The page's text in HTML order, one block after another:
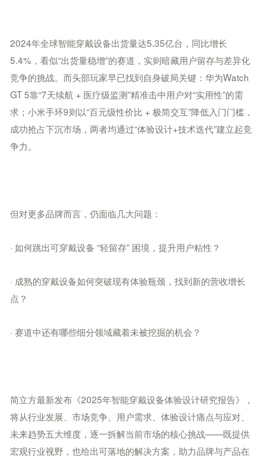
2024年全球智能穿戴设备出货量达5.35亿台，同比增长
5.4%，看似“出货量稳增”的赛道，实则暗藏用户留存与差异化
竞争的挑战。而头部玩家早已找到自身破局关键：华为Watch
GT 5靠“7天续航 + 医疗级监测”精准击中用户对“实用性”的需
求；小米手环9则以“百元级性价比 + 极简交互”降低入门门槛，
成功抢占下沉市场，两者均通过“体验设计+技术迭代”建立起竞
争力。
但对更多品牌而言，仍面临几大问题：
· 如何跳出可穿戴设备 “轻留存” 困境，提升用户粘性？
· 成熟的穿戴设备如何突破现有体验瓶颈，找到新的营收增长
点？
· 赛道中还有哪些细分领域藏着未被挖掘的机会？
简立方最新发布《2025年智能穿戴设备体验设计研究报告》，
将从行业发展、市场竞争、用户需求、体验设计痛点与应对、
未来趋势五大维度，逐一拆解当前市场的核心挑战——既提供
宏观行业视野，也给出可落地的解决方案，助力品牌与产品在